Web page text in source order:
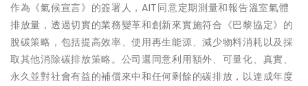
作為《氣候宣言》的簽署人，AIT同意定期測量和報告溫室氣體
排放量，透過切實的業務變革和創新來實施符合《巴黎協定》的
脫碳策略，包括提高效率、使用再生能源、減少物料消耗以及採
取其他消除碳排放策略。公司還同意利用額外、可量化、真實、
永久並對社會有益的補償來中和任何剩餘的碳排放，以達成年度